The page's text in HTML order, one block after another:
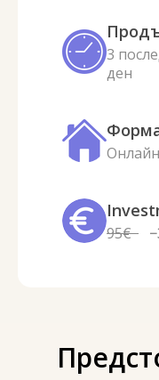
3
ден
95€